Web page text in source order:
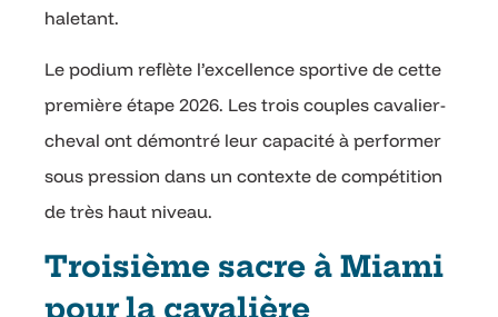
haletant.
Le podium reflète l’excellence sportive de cette
première étape 2026. Les trois couples cavalier-
cheval ont démontré leur capacité à performer
sous pression dans un contexte de compétition
de très haut niveau.
Troisième sacre à Miami
pour la cavalière